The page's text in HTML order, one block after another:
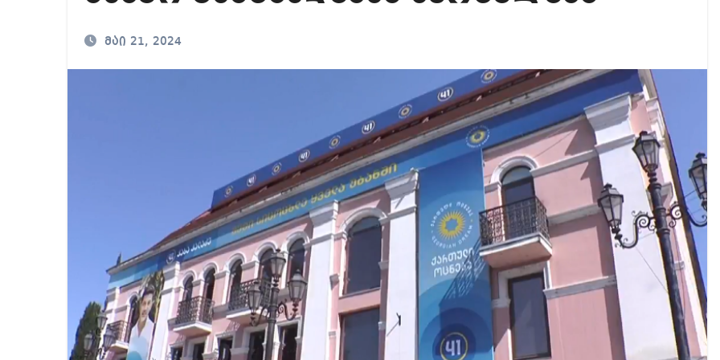
ვაგვიანებთ, ძალიან ვაგვიანებთ – ლალი მოროშკინა
მაი 21, 2024